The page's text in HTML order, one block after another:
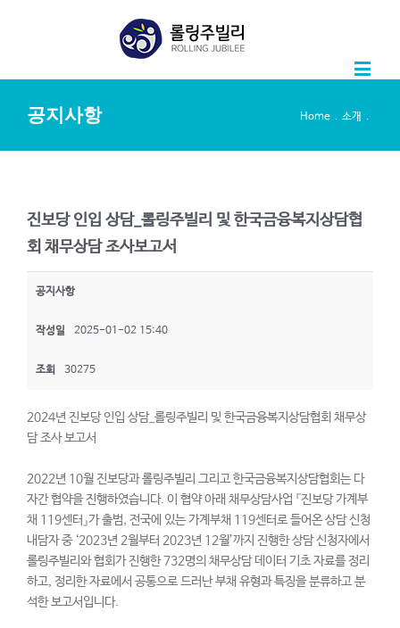
공지사항 Home 소개
진보당 인입 상담_롤링주빌리 및 한국금융복지상담협
회 채무상담 조사보고서
공지사항
작성일 2025-01-02 15:40
조회 30275
2024년 진보당 인입 상담_롤링주빌리 및 한국금융복지상담협회 채무상
담 조사 보고서
2022년 10월 진보당과 롤링주빌리 그리고 한국금융복지상담협회는 다
자간 협약을 진행하였습니다. 이 협약 아래 채무상담사업 『진보당 가계부
채 119센터』가 출범, 전국에 있는 가계부채 119센터로 들어온 상담 신청
내담자 중 ‘2023년 2월부터 2023년 12월’까지 진행한 상담 신청자에서
롤링주빌리와 협회가 진행한 732명의 채무상담 데이터 기초 자료를 정리
하고, 정리한 자료에서 공통으로 드러난 부채 유형과 특징을 분류하고 분
석한 보고서입니다.